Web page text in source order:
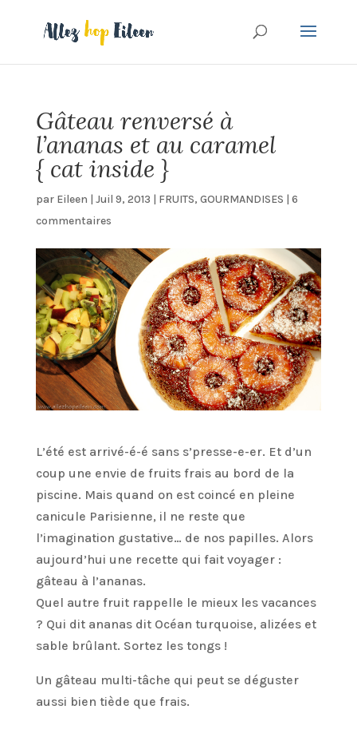
Gâteau renversé à
l’ananas et au caramel
{ cat inside }
par Eileen | Juil 9, 2013 | FRUITS, GOURMANDISES | 6
commentaires
L’été est arrivé-é-é sans s’presse-e-er. Et d’un
coup une envie de fruits frais au bord de la
piscine. Mais quand on est coincé en pleine
canicule Parisienne, il ne reste que
l’imagination gustative… de nos papilles. Alors
aujourd’hui une recette qui fait voyager :
gâteau à l’ananas.
Quel autre fruit rappelle le mieux les vacances
? Qui dit ananas dit Océan turquoise, alizées et
sable brûlant. Sortez les tongs !
Un gâteau multi-tâche qui peut se déguster
aussi bien tiède que frais.